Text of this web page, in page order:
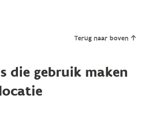
Terug naar boven
die gebruik maken